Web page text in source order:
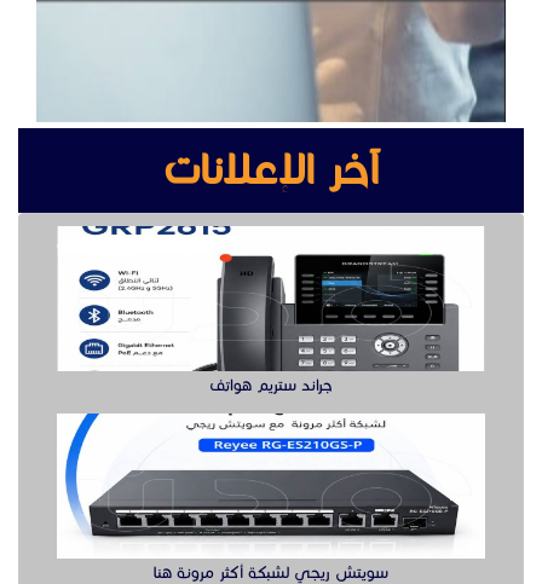
آخر الإعلانات
جراند ستريم هواتف
سويتش ريجي لشبكة أكثر مرونة هنا